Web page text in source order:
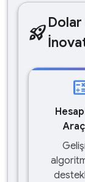
rocket_launchDolar